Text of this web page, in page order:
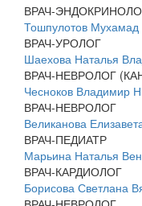
ВРАЧ-
Тошпулотов Мухамад
ВРАЧ-УРОЛОГ
Шаехова Наталья
ВРАЧ-НЕВРОЛОГ
Чесноков Владимир
ВРАЧ-НЕВРОЛОГ
Великанова
ВРАЧ-ПЕДИАТР
Марьина Наталья
ВРАЧ-КАРДИОЛОГ
Борисова Светлана